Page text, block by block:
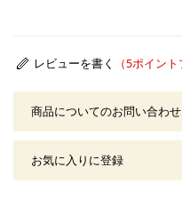
レビューを書く
商品についてのお問い合わせ
お気に入りに登録